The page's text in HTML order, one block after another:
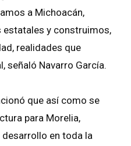
a Michoacán,
y construimos,
realidades que
señaló Navarro García.
que así como se
para Morelia,
en toda la